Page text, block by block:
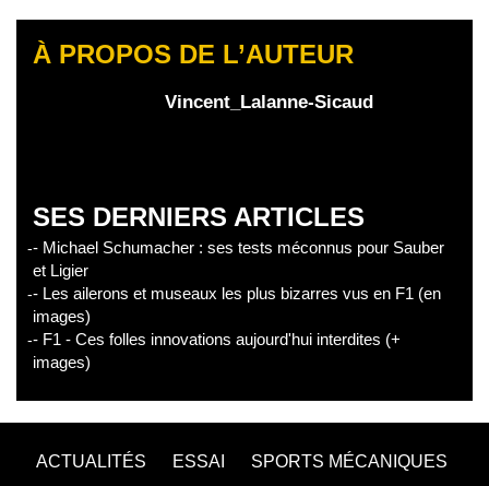
À PROPOS DE L’AUTEUR
Vincent_Lalanne-Sicaud
SES DERNIERS ARTICLES
- Michael Schumacher : ses tests méconnus pour Sauber
et Ligier
- Les ailerons et museaux les plus bizarres vus en F1 (en
images)
- F1 - Ces folles innovations aujourd'hui interdites (+
images)
ACTUALITÉS ESSAI
SPORTS MÉCANIQUES